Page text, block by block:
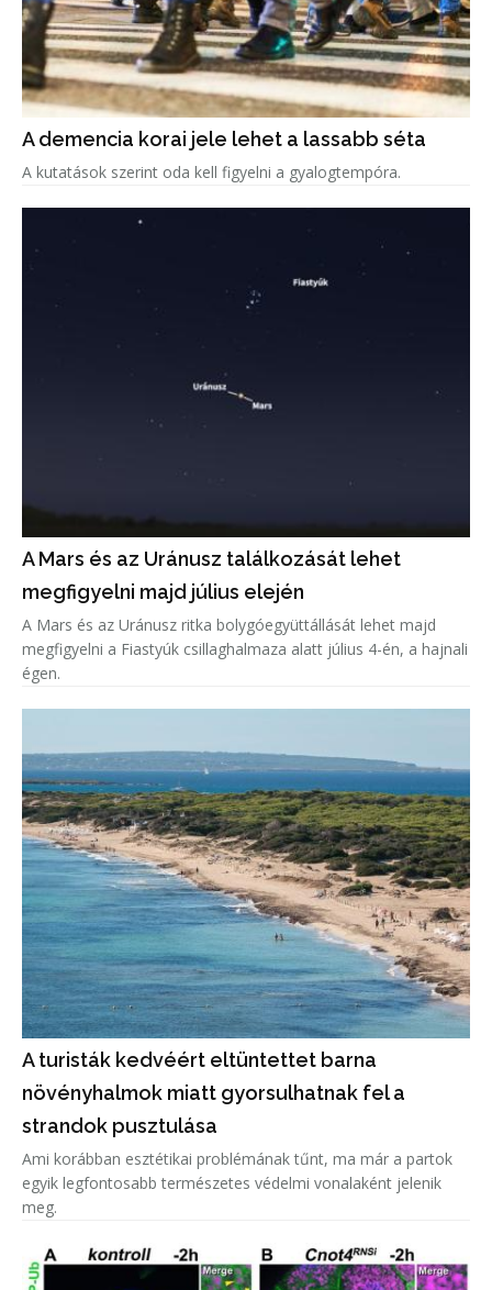
A demencia korai jele lehet a lassabb séta
A kutatások szerint oda kell figyelni a gyalogtempóra.
A Mars és az Uránusz találkozását lehet
megfigyelni majd július elején
A Mars és az Uránusz ritka bolygóegyüttállását lehet majd
megfigyelni a Fiastyúk csillaghalmaza alatt július 4-én, a hajnali
égen.
A turisták kedvéért eltüntettet barna
növényhalmok miatt gyorsulhatnak fel a
strandok pusztulása
Ami korábban esztétikai problémának tűnt, ma már a partok
egyik legfontosabb természetes védelmi vonalaként jelenik
meg.